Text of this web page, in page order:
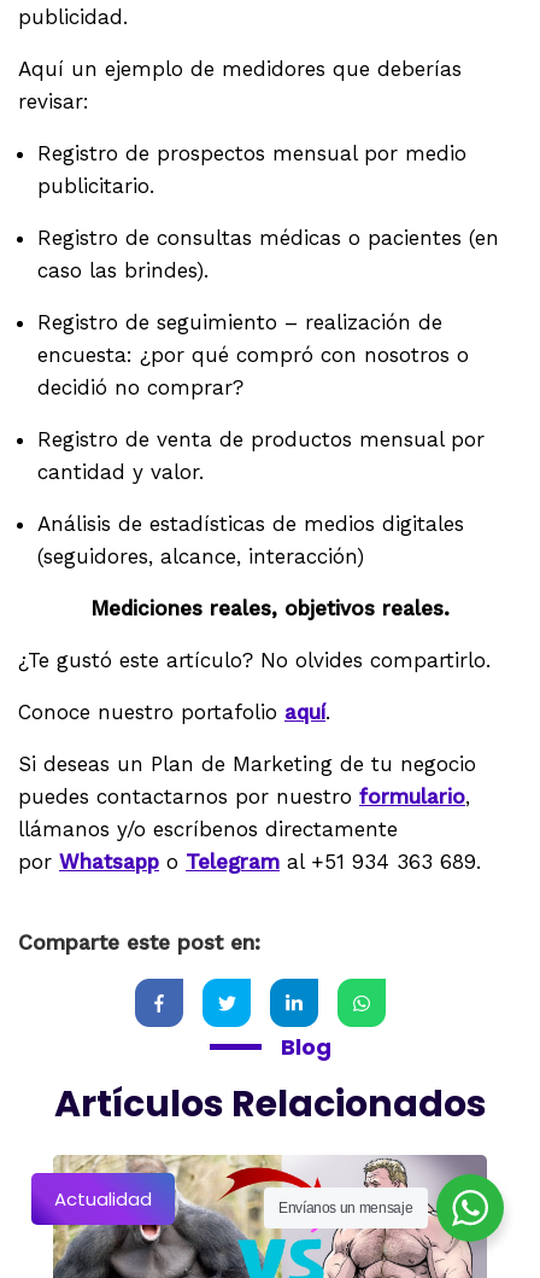
publicidad.
Aquí un ejemplo de medidores que deberías
revisar:
Registro de prospectos mensual por medio
publicitario.
Registro de consultas médicas o pacientes (en
caso las brindes).
Registro de seguimiento – realización de
encuesta: ¿por qué compró con nosotros o
decidió no comprar?
Registro de venta de productos mensual por
cantidad y valor.
Análisis de estadísticas de medios digitales
(seguidores, alcance, interacción)
Mediciones reales, objetivos reales.
¿Te gustó este artículo? No olvides compartirlo.
Conoce nuestro portafolio aquí.
Si deseas un Plan de Marketing de tu negocio
puedes contactarnos por nuestro formulario,
llámanos y/o escríbenos directamente
por Whatsapp o Telegram al +51 934 363 689.
Comparte este post en:
Blog
Artículos Relacionados
Actualidad Envíanos un mensaje